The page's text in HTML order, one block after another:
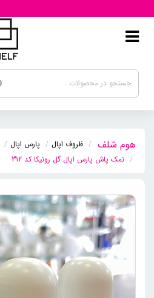
ظروف اپال پارس اپال
نمک پاش پارس اپال گل رونیکا کد 312